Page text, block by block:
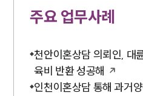
뉴스레터/브
대륜법률
대륜법률
주요 업무사례
천안이혼상담 의뢰인, 대
육비 반환 성공해
인천이혼상담 통해 과거